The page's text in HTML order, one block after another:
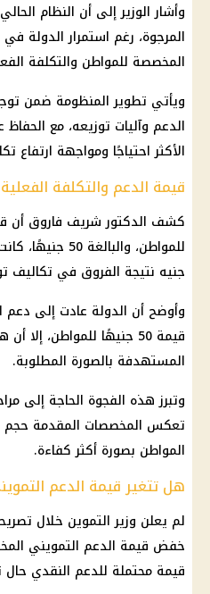
وأشار الوزير إلى أن النظام
المرجوة، رغم استمرار الدولة
المخصصة للمواطن والتكلفة
ويأتي تطوير المنظومة ضمن
الدعم وآليات توزيعه، مع
الأكثر احتياجًا ومواجهة ارتفاع
قيمة الدعم والتكلفة
كشف الدكتورشريف فاروق أن
جنيه نتيجة الفروق في تكاليف
وأوضح أن الدولة عادت إلى دعم
قيمة 50 جنيهًا للمواطن،
المستهدفة بالصورة المطلوبة.
وتبرز هذه الفجوة الحاجة إلى
تعكس المخصصات المقدمة حجم
المواطن بصورة أكثر كفاءة.
هل تتغير قيمة الدعم
لم يعلن وزير التموين خلال
خفض قيمة الدعم التمويني
قيمة محتملة للدعم النقدي حال